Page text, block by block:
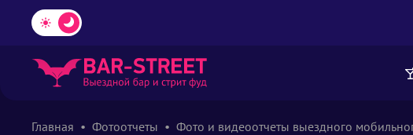
Главная Фотоотчеты Фото и видеоотчеты выездного